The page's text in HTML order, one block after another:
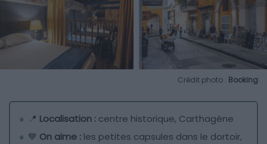
Crédit photo : Booking
📍 Localisation : centre historique, Carthagène
💙 On aime : les petites capsules dans le dortoir,